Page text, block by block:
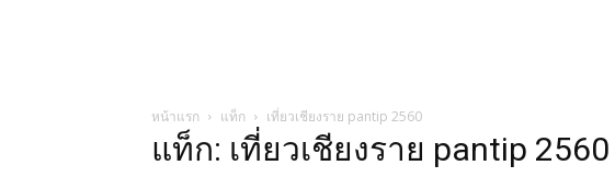
หน้าแรก แท็ก เที่ยวเชียงราย pantip 2560
แท็ก: เที่ยวเชียงราย pantip 2560